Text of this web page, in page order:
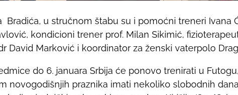
Bradića, u stručnom štabu su i pomoćni treneri Ivana
kondicioni trener prof. Milan Sikimić,
David Marković i koordinator za ženski vaterpolo
do 6. januara Srbija će ponovo trenirati u
novogodišnjih praznika imati nekoliko slobodnih